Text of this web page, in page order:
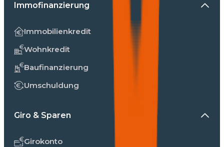
Immofinanzierung
Immobilienkredit
Wohnkredit
Baufinanzierung
Umschuldung
Giro & Sparen
Girokonto